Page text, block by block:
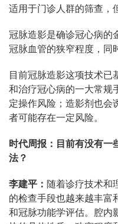
适用于门诊人群的筛查，
冠脉造影是确诊冠心病的
冠脉血管的狭窄程度，同
目前冠脉造影这项技术已
和治疗冠心病的一大常规
定操作风险；造影剂也会
者可能存在一定风险。
时代周报：目前有没有一
法？
李建平： 随着诊疗技术和
的检查手段也越来越丰富
和冠脉功能学评估。腔内